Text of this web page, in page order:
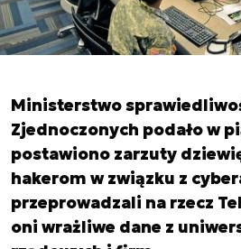
Ministerstwo
Zjednoczonych podało w
postawiono zarzuty
hakerom w związku z
przeprowadzali na rzecz
oni wrażliwe dane z